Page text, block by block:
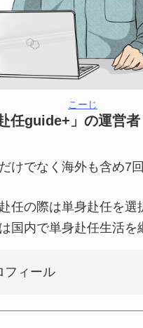
こーじ
任guide+」の運営者
けでなく海外も含め7
任の際は単身赴任を選
国内で単身赴任生活を
ィール